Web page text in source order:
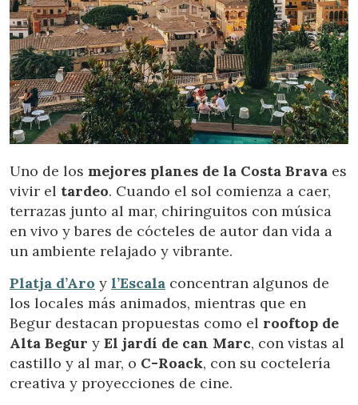
Uno de los mejores planes de la Costa Brava es
vivir el tardeo. Cuando el sol comienza a caer,
terrazas junto al mar, chiringuitos con música
en vivo y bares de cócteles de autor dan vida a
un ambiente relajado y vibrante.
Platja d’Aro y l’Escala concentran algunos de
los locales más animados, mientras que en
Begur destacan propuestas como el rooftop de
Alta Begur y El jardí de can Marc, con vistas al
castillo y al mar, o C-Roack, con su coctelería
creativa y proyecciones de cine.
Ces cookies sont utilisés pour stocker des informations sur
les préférences et les choix personnels de l'utilisateur
grâce à l'observation continue de ses habitudes de
navigation. Grâce à eux, nous pouvons connaître les
habitudes de navigation sur le site Web et afficher des
publicités liées au profil de navigation de l'utilisateur.